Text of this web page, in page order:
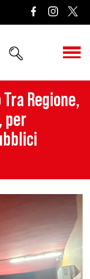
Regione,
per